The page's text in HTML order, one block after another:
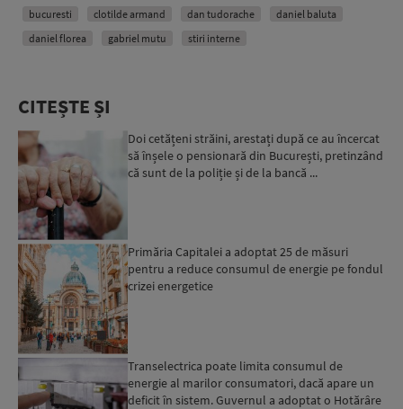
bucuresti clotilde armand dan tudorache
daniel baluta
daniel florea
gabriel mutu stiri interne
CITEȘTE ȘI
Doi cetățeni străini, arestați după ce au încercat
să înșele o pensionară din București, pretinzând
că sunt de la poliție și de la bancă ...
Primăria Capitalei a adoptat 25 de măsuri
pentru a reduce consumul de energie pe fondul
crizei energetice
Transelectrica poate limita consumul de
energie al marilor consumatori, dacă apare un
deficit în sistem. Guvernul a adoptat o Hotărâre